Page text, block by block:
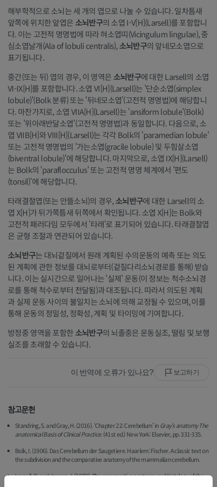
해부학적으로 소뇌는 세 개의 엽으로 나눌 수 있습니다. 일차틈새
앞쪽에 위치한 앞엽은 소뇌반구의 소엽 I-V[H](Larsell)를 포함합니
다. 이는 고전적 명명법에 따라 혀소엽띠(Vicingulum lingulae), 중
심소엽날개(Ala of lobuli centralis),소뇌반구의 앞네모소엽으로
표기됩니다.
중간(또는 뒤) 엽의 경우, 이 영역은 소뇌반구에 대한 Larsell의 소엽
VI-IX[H]를 포함합니다. 소엽 VI[H](Larsell)는 '단순소엽(simplex
lobule)'(Bolk 분류) 또는 '뒤네모소엽'(고전적 명명법)에 해당합니
다. 마찬가지로, 소엽 VIIA[H](Larsell)는 'ansiform lobule'(Bolk)
또는 '위아래반달소엽'(고전적 명명법)과 동일합니다. 다음으로, 소
엽 VIIB[H]와 VIII[H](Larsell)는 각각 Bolk의 'paramedian lobule'
또는 고전적 명명법의 '가는소엽(gracile lobule) 및 두힘살소엽
(biventral lobule)'에 해당합니다. 마지막으로, 소엽 IX[H](Larsell)
는 Bolk의 'paraflocculus' 또는 고전적 명명 체계에서 '편도
(tonsil)'에 해당합니다.
타래결절엽(또는 안뜰소뇌)의 경우,소뇌반구에 대한 Larsell의 소
엽 X[H]가 뒤가쪽틈새 뒤쪽에서 확인됩니다. 소엽 X[H]는 Bolk와
고전적 패러다임 모두에서 '타래'로 표기되어 있습니다. 타래결절엽
은 균형 조절과 연관되어 있습니다.
소뇌반구는 대뇌겉질에서 원래 계획된 수의운동의 예측 또는 의도
된 계획에 관한 정보를 대뇌로부터(겉질다리소뇌경로를 통해) 받습
니다. 이는 실시간으로 일어나는 '실제' 운동(이 정보는 척수소뇌경
로를 통해 척수로부터 전달됨)과 대조됩니다. 따라서 의도된 계획
과 실제 운동 사이의 불일치는 소뇌에 의해 교정될 수 있으며, 이를
통해 운동의 정밀성, 정확성, 계획 및 타이밍에 기여합니다.
방정중 영역을 포함한 소뇌반구의 뇌졸중은 운동실조, 떨림 및 보행
실조를 초래할 수 있습니다.
이 번역에 오류가 있나요? 보고하기
참고문헌
Standring, S. and Gray, H. (2016). ‘Chapter 22: Cerebellum’ inGray’s anatomy The
anatomical Basis of Clinical Practice.(41st ed.) New York: Elsevier, pp. 331-335.
Bolk, I. (1906). Das Cerebellum der Saugetiere. Haarlem: Fischer. A classic text on
the subdivision and the comparative anatomy of the mammalian cerebellum.
Larsell, O. and Jansen, J. (1972). The comparative anatomy and histology of the